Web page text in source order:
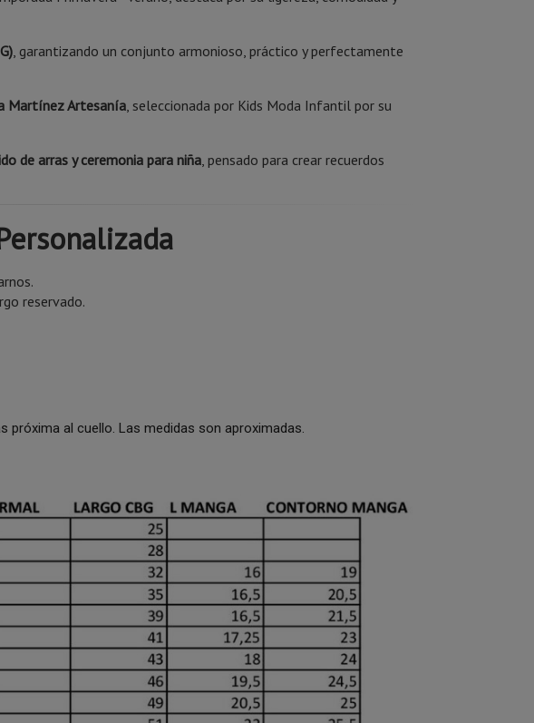
, garantizando un conjunto armonioso, práctico y perfectamente
Martínez Artesanía , seleccionada por Kids Moda Infantil por su
de arras y ceremonia para niña , pensado para crear recuerdos
reservado.
al cuello. Las medidas son aproximadas.